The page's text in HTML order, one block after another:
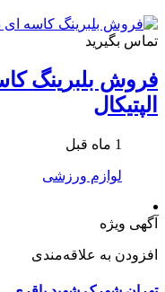
تماس بگیرید
فروش بلبرینگ
الپتیکال
1 ماه قبل
لوازم ورزشی
آگهی ویژه
افزودن به علاقه‌مندی